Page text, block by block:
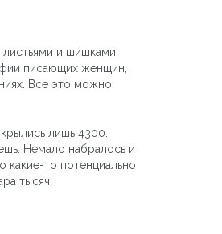
и шишками
писающих женщин,
Все это можно
лишь 4300.
Немало набралось и
какие-то потенциально
тысяч.